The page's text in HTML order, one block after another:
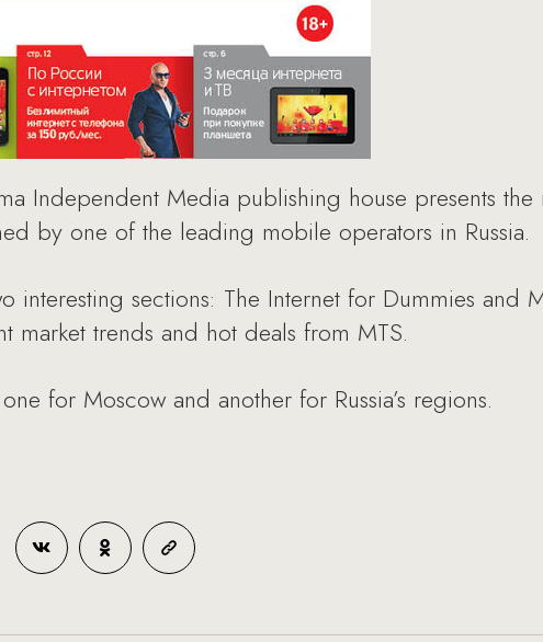
Independent Media publishing house presents the
by one of the leading mobile operators in Russia.
interesting sections: The Internet for Dummies and
market trends and hot deals from MTS.
for Moscow and another for Russia’s regions.